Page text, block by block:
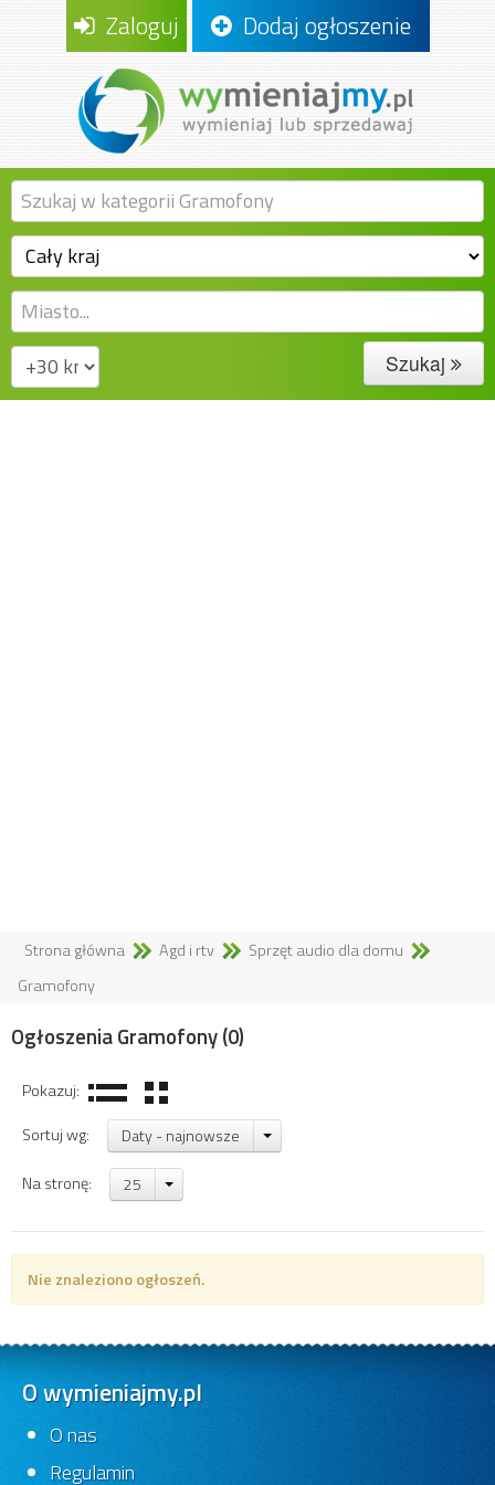
Zaloguj Dodaj ogłoszenie
Szukaj
Strona główna Agd i rtv
Sprzęt audio dla domu
Gramofony
Ogłoszenia Gramofony(0)
Pokazuj:
Sortuj wg:
Daty - najnowsze
Na stronę: 25
Nie znaleziono ogłoszeń.
O wymieniajmy.pl
O nas
Regulamin